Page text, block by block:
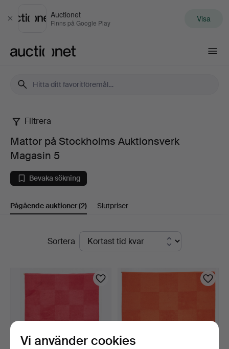
Stäng
Auctionet
Finns på Google Play Visa
Mattor
på
Stockholms
Auktionsverk
Filtrera
Mattor på Stockholms Auktionsverk
Magasin 5
Bevaka sökning
Pågående auktioner(2) Slutpriser
PågåendeSortera
Vi använder cookies